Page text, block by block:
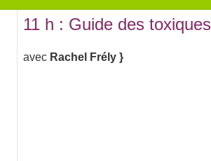
11 h : Guide des toxiques
avec Rachel Frély }